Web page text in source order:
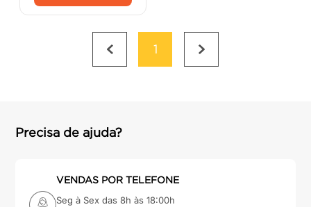
1
Precisa de ajuda?
VENDAS POR TELEFONE
Seg à Sex das 8h às 18:00h